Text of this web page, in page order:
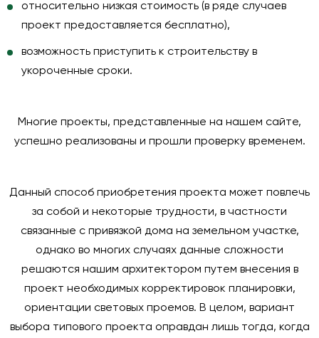
относительно низкая стоимость (в ряде случаев
проект предоставляется бесплатно),
возможность приступить к строительству в
укороченные сроки.
Многие проекты, представленные на нашем сайте,
успешно реализованы и прошли проверку временем.
Данный способ приобретения проекта может повлечь
за собой и некоторые трудности, в частности
связанные с привязкой дома на земельном участке,
однако во многих случаях данные сложности
решаются нашим архитектором путем внесения в
проект необходимых корректировок планировки,
ориентации световых проемов. В целом, вариант
выбора типового проекта оправдан лишь тогда, когда